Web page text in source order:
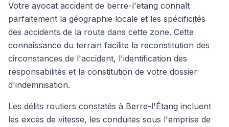
Votre avocat accident de berre-l'etang connaît
parfaitement la géographie locale et les spécificités
des accidents de la route dans cette zone. Cette
connaissance du terrain facilite la reconstitution des
circonstances de l'accident, l'identification des
responsabilités et la constitution de votre dossier
d'indemnisation.
Les délits routiers constatés à Berre-l'Étang incluent
les excès de vitesse, les conduites sous l'emprise de